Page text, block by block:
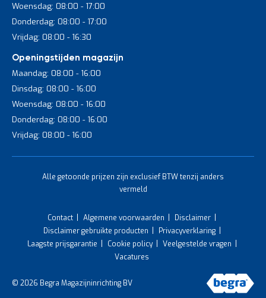
Woensdag: 08:00 - 17:00
Donderdag: 08:00 - 17:00
Vrijdag: 08:00 - 16:30
Openingstijden magazijn
Maandag: 08:00 - 16:00
Dinsdag: 08:00 - 16:00
Woensdag: 08:00 - 16:00
Donderdag: 08:00 - 16:00
Vrijdag: 08:00 - 16:00
Alle getoonde prijzen zijn exclusief BTW tenzij anders
vermeld
Contact Algemene voorwaarden
Disclaimer
Disclaimer gebruikte producten
Privacyverklaring
Laagste prijsgarantie
Cookie policy
Veelgestelde vragen
Vacatures
© 2026 Begra Magazijninrichting BV